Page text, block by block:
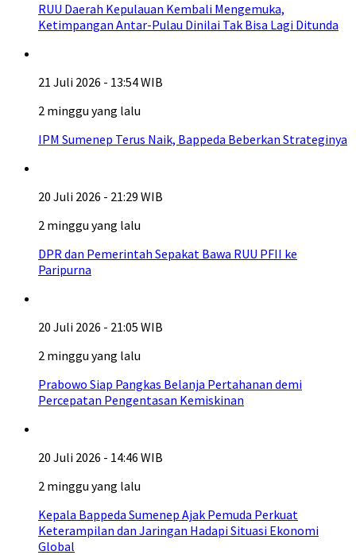
RUU Daerah Kepulauan Kembali Mengemuka,
Ketimpangan Antar-Pulau Dinilai Tak Bisa Lagi Ditunda
21 Juli 2026 - 13:54 WIB
2 minggu yang lalu
IPM Sumenep Terus Naik, Bappeda Beberkan Strateginya
20 Juli 2026 - 21:29 WIB
2 minggu yang lalu
DPR dan Pemerintah Sepakat Bawa RUU PFII ke
Paripurna
20 Juli 2026 - 21:05 WIB
2 minggu yang lalu
Prabowo Siap Pangkas Belanja Pertahanan demi
Percepatan Pengentasan Kemiskinan
20 Juli 2026 - 14:46 WIB
2 minggu yang lalu
Kepala Bappeda Sumenep Ajak Pemuda Perkuat
Keterampilan dan Jaringan Hadapi Situasi Ekonomi
Global